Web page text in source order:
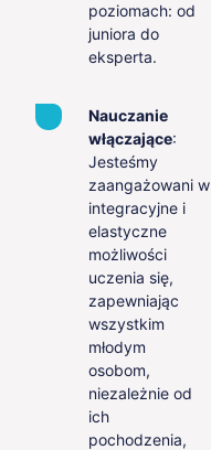
poziomach: od
juniora do
eksperta.
Nauczanie
włączające:
Jesteśmy
zaangażowani w
integracyjne i
elastyczne
możliwości
uczenia się,
zapewniając
wszystkim
młodym
osobom,
niezależnie od
ich
pochodzenia,